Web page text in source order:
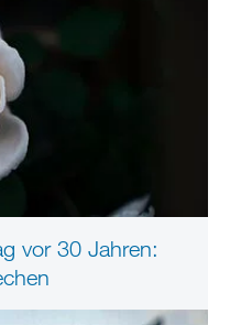
vor 30 Jahren: